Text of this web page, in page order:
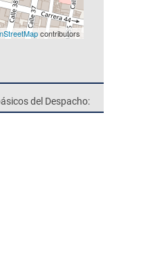
contributors
del Despacho: